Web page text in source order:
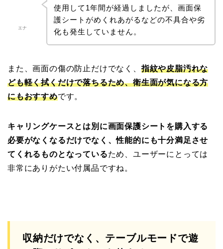
エナ
使用して1年間が経過しましたが、画面保
護シートがめくれあがるなどの不具合や劣
化も発生していません。
また、画面の傷の防止だけでなく、指紋や皮脂汚れな
ども軽く拭くだけで落ちるため、衛生面が気になる方
にもおすすめです。
キャリングケースとは別に画面保護シートを購入する
必要がなくなるだけでなく、性能的にも十分満足させ
てくれるものとなっているため、ユーザーにとっては
非常にありがたい付属品ですね。
収納だけでなく、テーブルモードで遊